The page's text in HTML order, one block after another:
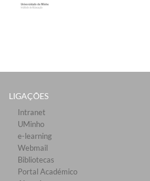
LIGAÇÕES​
Intranet
UMinho
e-learning
Webmail​
Bibliotecas​
Portal Académico